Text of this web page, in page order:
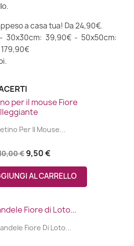
a casa tua! Da 24,90€.
30x30cm: 39,90€ - 50x50cm:
Per Il Mouse...
€ 9,50 €
AL CARRELLO
Fiore Di Loto...